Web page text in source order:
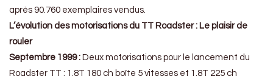
après 90.760 exemplaires vendus.
L’évolution des motorisations du TT Roadster : Le plaisir de
rouler
Septembre 1999 : Deux motorisations pour le lancement du
Roadster TT : 1.8T 180 ch boîte 5 vitesses et 1.8T 225 ch